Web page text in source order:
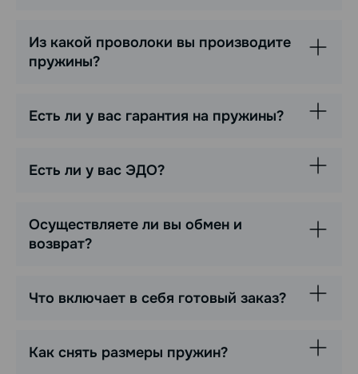
Из какой проволоки вы производите
пружины?
Есть ли у вас гарантия на пружины?
Есть ли у вас ЭДО?
Осуществляете ли вы обмен и
возврат?
Что включает в себя готовый заказ?
Как снять размеры пружин?